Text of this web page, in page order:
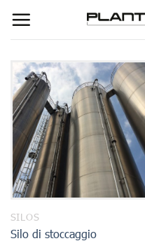
contenuti
SILOS
Silo di stoccaggio